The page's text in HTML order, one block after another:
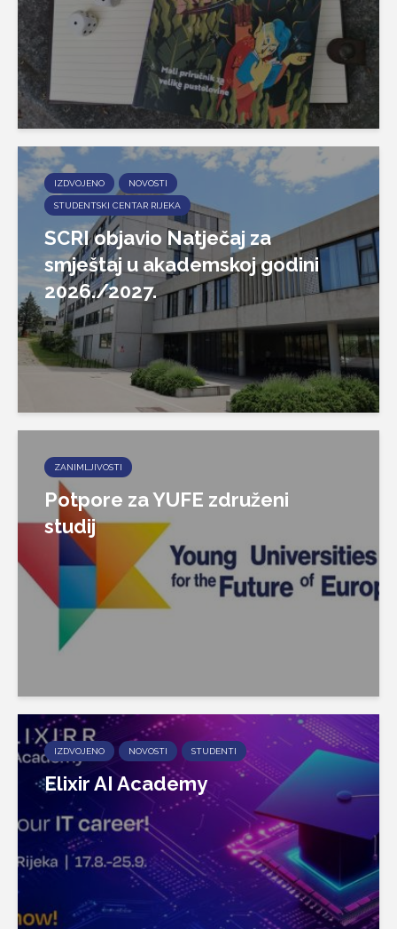
IZDVOJENO NOVOSTI
STUDENTSKI CENTAR RIJEKA
SCRI objavio Natječaj za
smještaj u akademskoj godini
2026./2027.
ZANIMLJIVOSTI
Potpore za YUFE združeni
studij
IZDVOJENO NOVOSTI STUDENTI
Elixir AI Academy